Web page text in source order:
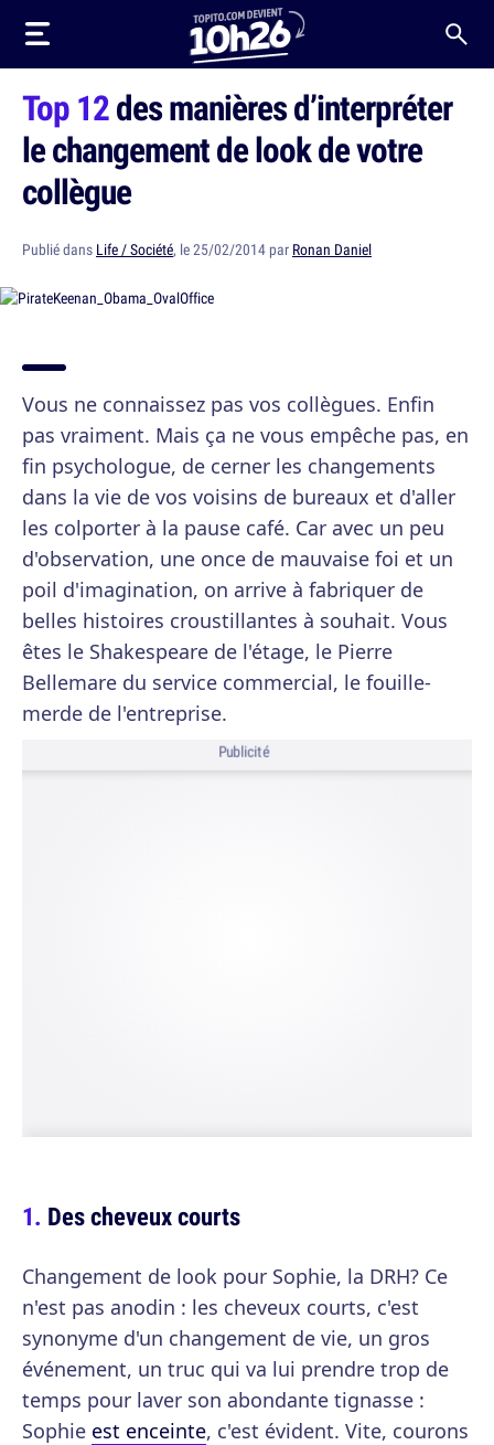
Top 12des manières d’interpréter
le changement de look de votre
collègue
Publié dans Life / Société, le 25/02/2014 par Ronan Daniel
Vous ne connaissez pas vos collègues. Enfin
pas vraiment. Mais ça ne vous empêche pas, en
fin psychologue, de cerner les changements
dans la vie de vos voisins de bureaux et d'aller
les colporter à la pause café. Car avec un peu
d'observation, une once de mauvaise foi et un
poil d'imagination, on arrive à fabriquer de
belles histoires croustillantes à souhait. Vous
êtes le Shakespeare de l'étage, le Pierre
Bellemare du service commercial, le fouille-
merde de l'entreprise.
Publicité
Des cheveux courts
Changement de look pour Sophie, la DRH? Ce
n'est pas anodin : les cheveux courts, c'est
synonyme d'un changement de vie, un gros
événement, un truc qui va lui prendre trop de
temps pour laver son abondante tignasse :
Sophie est enceinte, c'est évident. Vite, courons